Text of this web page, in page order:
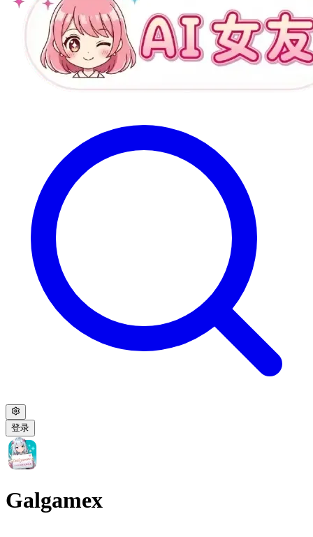
登录
Galgamex